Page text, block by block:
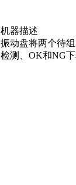
机器描述
振动盘将两个待
检测、OK和NG